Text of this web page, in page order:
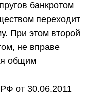
банкротом
переходит
При этом второй
не вправе
общим
от 30.06.2011